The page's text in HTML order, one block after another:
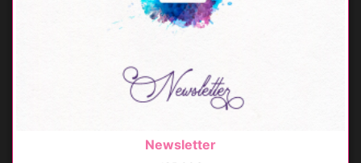
Newsletter